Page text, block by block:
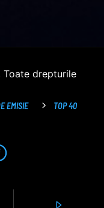
Toate drepturile
EMISIE
TOP 40